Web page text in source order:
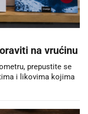
na vrućinu
prepustite se
i likovima kojima